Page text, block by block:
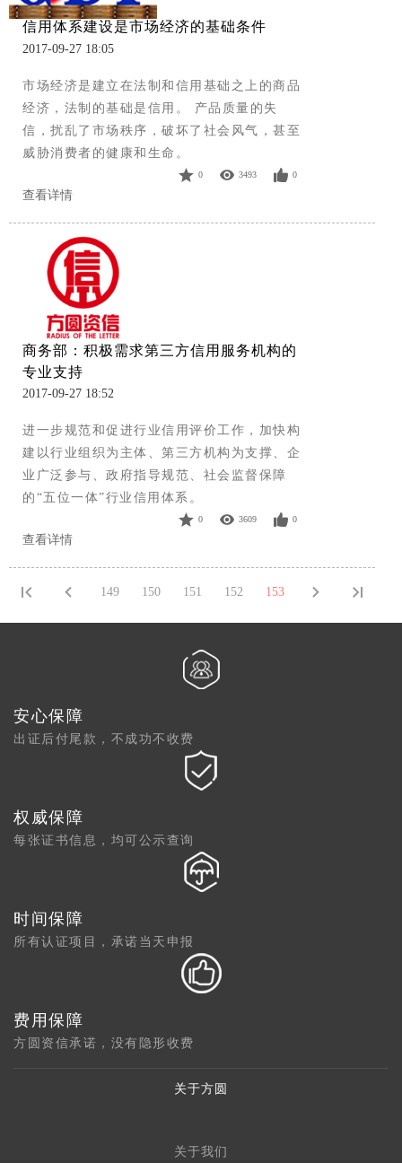
信用体系建设是市场经济的基础条件
2017-09-27 18:05
市场经济是建立在法制和信用基础之上的商品
经济，法制的基础是信用。 产品质量的失
信，扰乱了市场秩序，破坏了社会风气，甚至
威胁消费者的健康和生命。
0 3493 0
查看详情
商务部：积极需求第三方信用服务机构的
专业支持
2017-09-27 18:52
进一步规范和促进行业信用评价工作，加快构
建以行业组织为主体、第三方机构为支撑、企
业广泛参与、政府指导规范、社会监督保障
的“五位一体”行业信用体系。
0 3609 0
查看详情
149 150 151 152 153
安心保障
出证后付尾款，不成功不收费
权威保障
每张证书信息，均可公示查询
时间保障
所有认证项目，承诺当天申报
费用保障
方圆资信承诺，没有隐形收费
关于方圆
关于我们